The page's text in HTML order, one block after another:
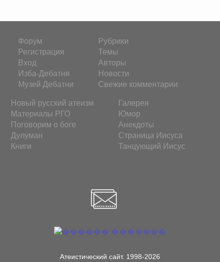
Форум
Регистрация
Вход
Изба-Дебатня
Музей Дебатни
Рубрики
Темы
Авторы
Новости
Свежие комментарии
Новый русский атеизм
Материалы РГО
Поговорим о боге
Дулуман
Книги
Галерея
Юмор
Анекдоты
Страница Иисуса
Танцующий Иисус
Атеистический сайт. 1998-2026